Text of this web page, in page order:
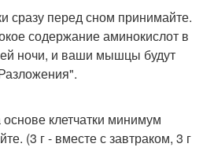
сразу перед сном принимайте.
содержание аминокислот в
ночи, и ваши мышцы будут
клетчатки минимум
(3 г - вместе с завтраком, 3 г